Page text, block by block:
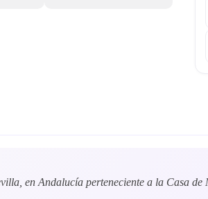
en Andalucía perteneciente a la Casa de